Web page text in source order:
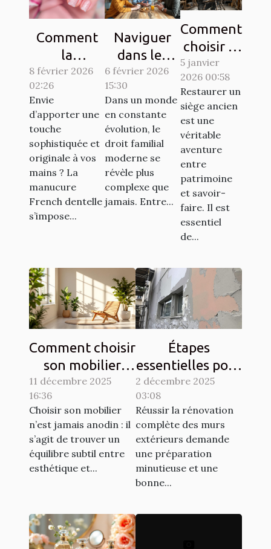
Comment
la
manucure
French
dentelle
transforme-
t-elle votre
style ?
8 février 2026
02:26
Envie
d’apporter une
touche
sophistiquée et
originale à vos
mains ? La
manucure
French dentelle
s’impose...
Naviguer
dans les
complexités
du droit
familial
moderne
6 février 2026
15:30
Dans un monde
en constante
évolution, le
droit familial
moderne se
révèle plus
complexe que
jamais. Entre...
Comment
choisir le
bon
artisan
pour
restaurer
vos
sièges
anciens ?
5 janvier
2026 00:58
Restaurer un
siège ancien
est une
véritable
aventure
entre
patrimoine
et savoir-
faire. Il est
essentiel
de...
Comment choisir
son mobilier
pour allier
esthétique et
durabilité?
11 décembre 2025
16:36
Choisir son mobilier
n’est jamais anodin : il
s’agit de trouver un
équilibre subtil entre
esthétique et...
Étapes
essentielles pour
la rénovation
complète des
murs extérieurs
2 décembre 2025
03:08
Réussir la rénovation
complète des murs
extérieurs demande
une préparation
minutieuse et une
bonne...